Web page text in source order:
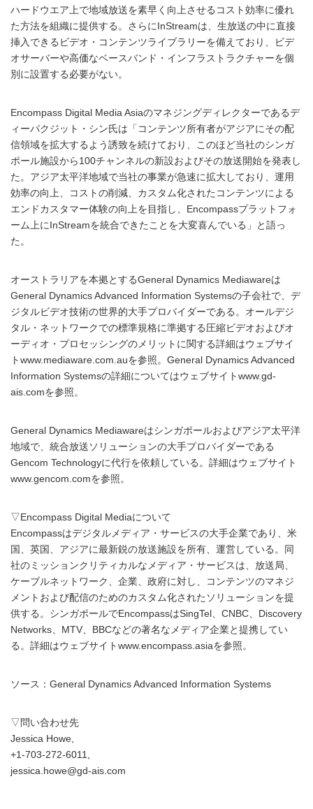
ハードウエア上で地域放送を素早く向上させるコスト効率に優れ
た方法を組織に提供する。さらにInStreamは、生放送の中に直接
挿入できるビデオ・コンテンツライブラリーを備えており、ビデ
オサーバーや高価なベースバンド・インフラストラクチャーを個
別に設置する必要がない。
Encompass Digital Media Asiaのマネジングディレクターであるデ
ィーパクジット・シン氏は「コンテンツ所有者がアジアにその配
信領域を拡大するよう誘致を続けており、このほど当社のシンガ
ポール施設から100チャンネルの新設およびその放送開始を発表し
た。アジア太平洋地域で当社の事業が急速に拡大しており、運用
効率の向上、コストの削減、カスタム化されたコンテンツによる
エンドカスタマー体験の向上を目指し、Encompassプラットフォ
ーム上にInStreamを統合できたことを大変喜んでいる」と語っ
た。
オーストラリアを本拠とするGeneral Dynamics Mediawareは
General Dynamics Advanced Information Systemsの子会社で、デ
ジタルビデオ技術の世界的大手プロバイダーである。オールデジ
タル・ネットワークでの標準規格に準拠する圧縮ビデオおよびオ
ーディオ・プロセッシングのメリットに関する詳細はウェブサイ
トwww.mediaware.com.auを参照。General Dynamics Advanced
Information Systemsの詳細についてはウェブサイトwww.gd-
ais.comを参照。
General Dynamics Mediawareはシンガポールおよびアジア太平洋
地域で、統合放送ソリューションの大手プロバイダーである
Gencom Technologyに代行を依頼している。詳細はウェブサイト
www.gencom.comを参照。
▽Encompass Digital Mediaについて
Encompassはデジタルメディア・サービスの大手企業であり、米
国、英国、アジアに最新鋭の放送施設を所有、運営している。同
社のミッションクリティカルなメディア・サービスは、放送局、
ケーブルネットワーク、企業、政府に対し、コンテンツのマネジ
メントおよび配信のためのカスタム化されたソリューションを提
供する。シンガポールでEncompassはSingTel、CNBC、Discovery
Networks、MTV、BBCなどの著名なメディア企業と提携してい
る。詳細はウェブサイトwww.encompass.asiaを参照。
ソース：General Dynamics Advanced Information Systems
▽問い合わせ先
Jessica Howe,
+1-703-272-6011,
jessica.howe@gd-ais.com